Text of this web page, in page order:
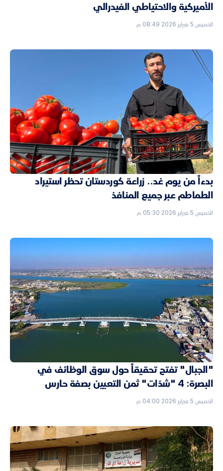
الأميركية والاحتياطي الفيدرالي
الخميس 5 فبراير 2026 08:49 م
بدءاً من يوم غد.. زراعة كوردستان تحظر استيراد
الطماطم عبر جميع المنافذ
الخميس 5 فبراير 2026 05:30 م
"الجبال" تفتح تحقيقاً حول سوق الوظائف في
البصرة: 4 "شدّات" ثمن التعيين بصفة حارس
الخميس 5 فبراير 2026 04:00 م